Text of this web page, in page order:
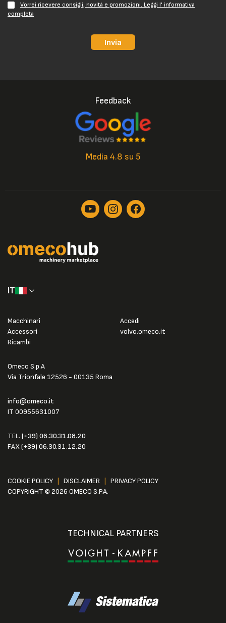
Vorrei ricevere consigli, novità e promozioni. Leggi l' informativa
completa
Invia
Feedback
Media 4.8 su 5
IT
Omeco S.p.A
Via Trionfale 12526 - 00135 Roma
info@omeco.it
IT 00955631007
TEL. (+39) 06.30.31.08.20
FAX(+39) 06.30.31.12.20
Macchinari
Accessori
Ricambi
Accedi
volvo.omeco.it
COOKIE POLICY DISCLAIMER
PRIVACY POLICY
COPYRIGHT © 2026 OMECO S.P.A.
TECHNICAL PARTNERS